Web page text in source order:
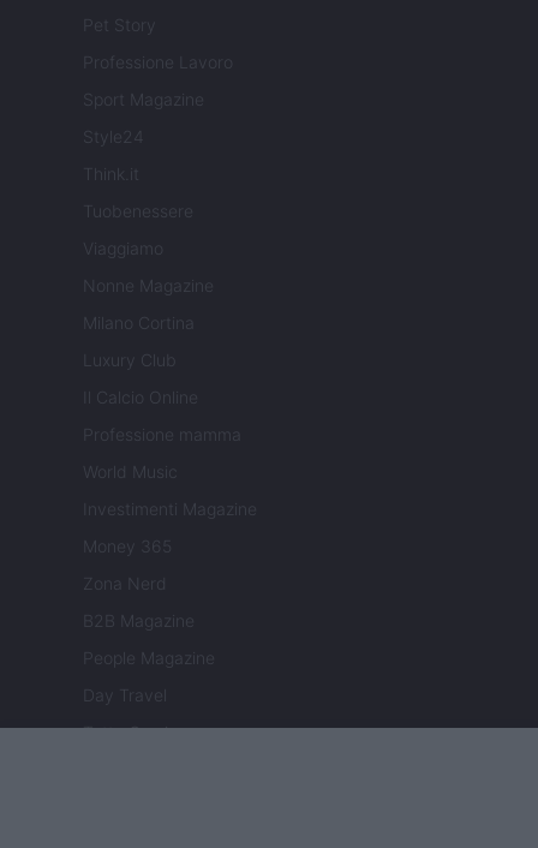
Pet Story
Professione Lavoro
Sport Magazine
Style24
Think.it
Tuobenessere
Viaggiamo
Nonne Magazine
Milano Cortina
Luxury Club
Il Calcio Online
Professione mamma
World Music
Investimenti Magazine
Money 365
Zona Nerd
B2B Magazine
People Magazine
Day Travel
Tutto Gaming